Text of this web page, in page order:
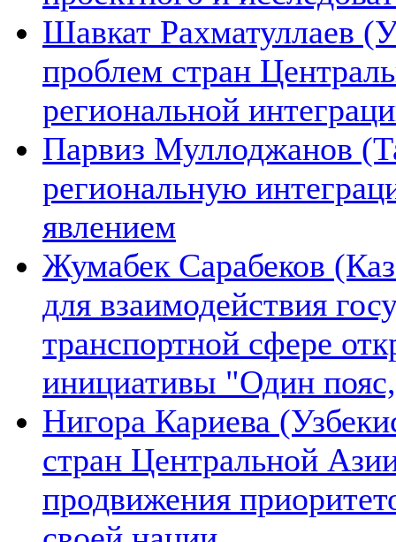
Шавкат Рахматуллаев
проблем стран
региональной
Парвиз Муллоджанов
региональную
явлением
Жумабек Сарабеков
для взаимодействия
транспортной сфере
инициативы "Один
Нигора Кариева
стран Центральной
продвижения